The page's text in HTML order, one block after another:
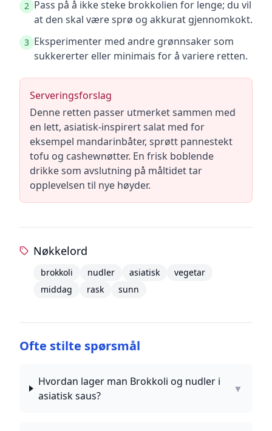
2 Pass på å ikke steke brokkolien for lenge; du vil
at den skal være sprø og akkurat gjennomkokt.
3 Eksperimenter med andre grønnsaker som
sukkererter eller minimais for å variere retten.
Serveringsforslag
Denne retten passer utmerket sammen med
en lett, asiatisk-inspirert salat med for
eksempel mandarinbåter, sprøtt pannestekt
tofu og cashewnøtter. En frisk boblende
drikke som avslutning på måltidet tar
opplevelsen til nye høyder.
Nøkkelord
brokkoli nudler asiatisk
vegetar
middag
rask sunn
Ofte stilte spørsmål
Hvordan lager man Brokkoli og nudler i
asiatisk saus?
▼